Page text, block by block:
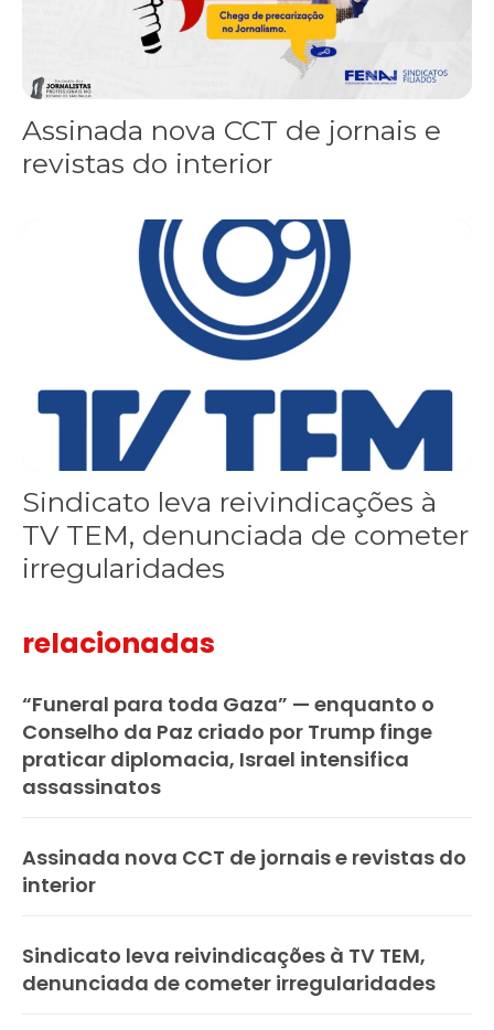
Assinada nova CCT de jornais e
revistas do interior
Sindicato leva reivindicações à TV TEM, denunciada de cometer
Sindicato leva reivindicações à
TV TEM, denunciada de cometer
irregularidades
relacionadas
“Funeral para toda Gaza” — enquanto o
Conselho da Paz criado por Trump finge
praticar diplomacia, Israel intensifica
assassinatos
Assinada nova CCT de jornais e revistas do
interior
Sindicato leva reivindicações à TV TEM,
denunciada de cometer irregularidades